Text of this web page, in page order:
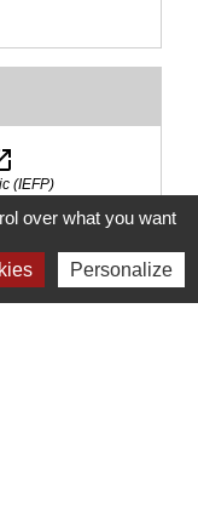
(IEFP)
(ACPR)
over what you want
Personalize